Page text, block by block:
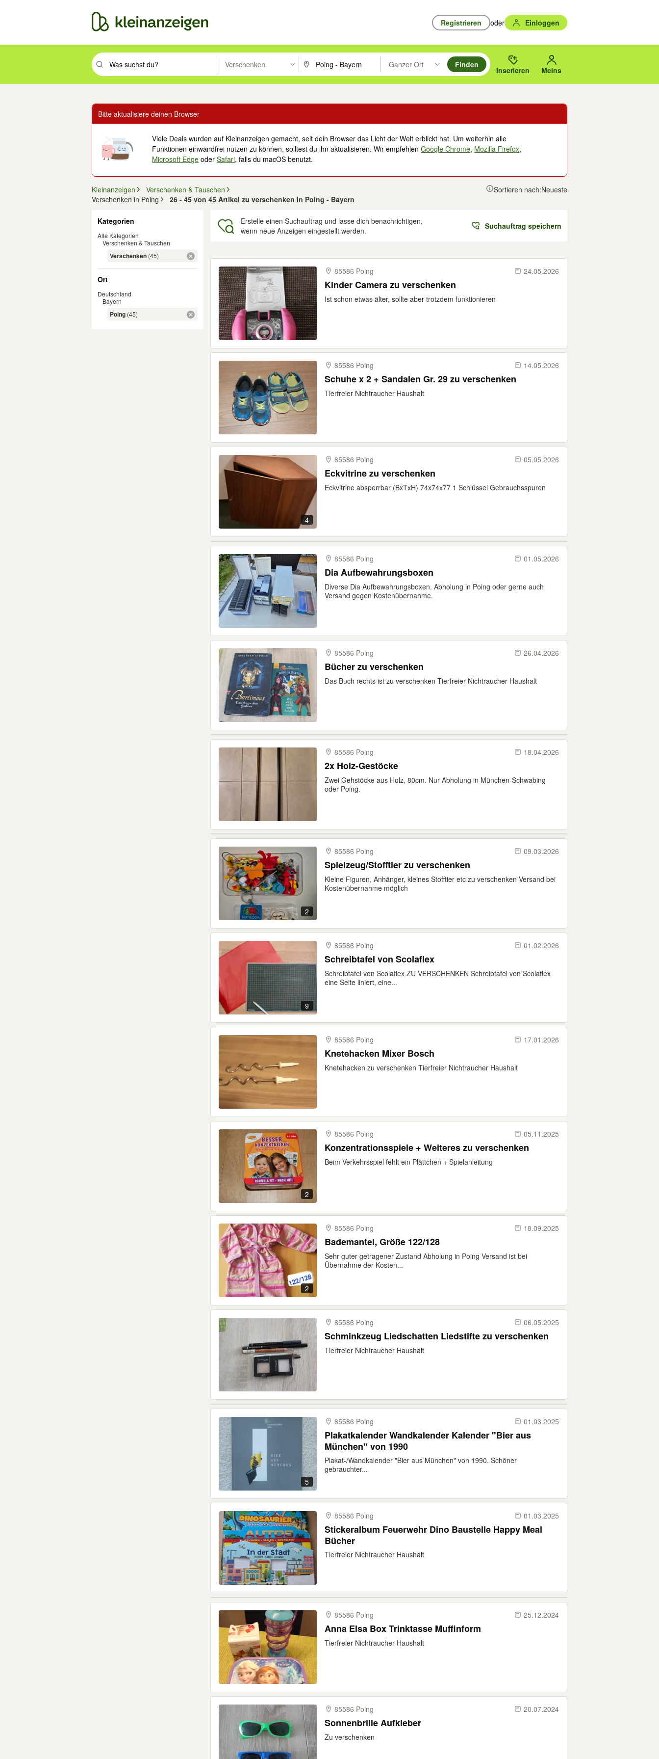
Registrieren oder Einloggen
Suchbegriff eingeben. Eingabetaste drücken um zu suchen, oder Vorschläge mit den Pfeiltasten nach oben/unten durchsuchen und mit Eingabetaste auswählen.
Verschenken PLZ oder Ort eingeben. Eingabetaste drücken um zu suchen, oder Vorschläge mit den Pfeiltasten nach oben/
Ganzer Ort
Suche im Umkreis des gewählten Orts oder PLZ.
Finden
Inserieren Meins
Bitte aktualisiere deinen Browser
Viele Deals wurden auf Kleinanzeigen gemacht, seit dein Browser das Licht der Welt erblickt hat. Um weiterhin alle
Funktionen einwandfrei nutzen zu können, solltest du ihn aktualisieren. Wir empfehlenGoogle Chrome, Mozilla Firefox,
Microsoft Edge oderSafari, falls du macOS benutzt.
Kleinanzeigen
Verschenken & Tauschen
Verschenken in Poing
26 - 45 von 45 Artikel zu verschenken in Poing - Bayern
Sortieren nach:Neueste
Kategorien
Alle Kategorien
Verschenken & Tauschen
Verschenken (45)
Ort
Deutschland
Bayern
Poing (45)
Erstelle einen Suchauftrag und lasse dich benachrichtigen,
wenn neue Anzeigen eingestellt werden.
Suchauftrag speichern
85586 Poing
24.05.2026
Kinder Camera zu verschenken
Ist schon etwas älter, sollte aber trotzdem funktionieren
85586 Poing 14.05.2026
Schuhe x 2 + Sandalen Gr. 29 zu verschenken
Tierfreier Nichtraucher Haushalt
4
85586 Poing 05.05.2026
Eckvitrine zu verschenken
Eckvitrine absperrbar (BxTxH) 74x74x77 1 Schlüssel Gebrauchsspuren
85586 Poing 01.05.2026
Dia Aufbewahrungsboxen
Diverse Dia Aufbewahrungsboxen. Abholung in Poing oder gerne auch
Versand gegen Kostenübernahme.
85586 Poing 26.04.2026
Bücher zu verschenken
Das Buch rechts ist zu verschenken Tierfreier Nichtraucher Haushalt
85586 Poing 18.04.2026
2x Holz-Gestöcke
Zwei Gehstöcke aus Holz, 80cm. Nur Abholung in München-Schwabing
oder Poing.
2
85586 Poing 09.03.2026
Spielzeug/Stofftier zu verschenken
Kleine Figuren, Anhänger, kleines Stofftier etc zu verschenken Versand bei
Kostenübernahme möglich
9
85586 Poing 01.02.2026
Schreibtafel von Scolaflex
Schreibtafel von Scolaflex ZU VERSCHENKEN Schreibtafel von Scolaflex
eine Seite liniert, eine...
85586 Poing 17.01.2026
Knetehacken Mixer Bosch
Knetehacken zu verschenken Tierfreier Nichtraucher Haushalt
2
85586 Poing 05.11.2025
Konzentrationsspiele + Weiteres zu verschenken
Beim Verkehrsspiel fehlt ein Plättchen + Spielanleitung
2
85586 Poing 18.09.2025
Bademantel, Größe 122/128
Sehr guter getragener Zustand Abholung in Poing Versand ist bei
Übernahme der Kosten...
85586 Poing 06.05.2025
Schminkzeug Liedschatten Liedstifte zu verschenken
Tierfreier Nichtraucher Haushalt
5
85586 Poing 01.03.2025
Plakatkalender Wandkalender Kalender "Bier aus
München" von 1990
Plakat-/Wandkalender "Bier aus München" von 1990. Schöner
gebrauchter...
85586 Poing 01.03.2025
Stickeralbum Feuerwehr Dino Baustelle Happy Meal
Bücher
Tierfreier Nichtraucher Haushalt
85586 Poing 25.12.2024
Anna Elsa Box Trinktasse Muffinform
Tierfreier Nichtraucher Haushalt
85586 Poing 20.07.2024
Sonnenbrille Aufkleber
Zu verschenken